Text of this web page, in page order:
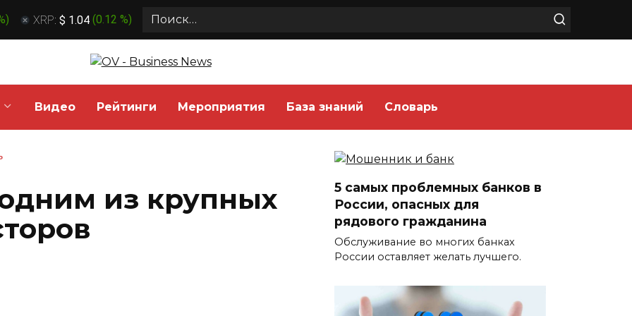
) XRP: $ 1.04 (0.12 %)
Search
Видео Рейтинги Мероприятия База знаний Словарь
из крупных
5 самых проблемных банков в
России, опасных для
рядового гражданина
Обслуживание во многих банках
России оставляет желать лучшего.